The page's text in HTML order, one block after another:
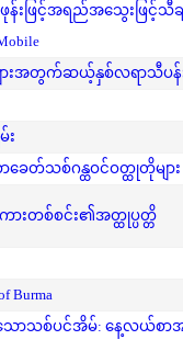
းဖြင့်အရည်အသွေးဖြင့်သီချ
ားအတွက်ဆယ့်နှစ်လရာသီပန်း
း
ေတ်သစ်ဂန္ထဝင်ဝတ္ထုတိုများ
ားတစ်စင်း၏အတ္ထုပ္ပတ္တိ
Burma
ောသစ်ပင်အိမ်: နေ့လယ်စာ